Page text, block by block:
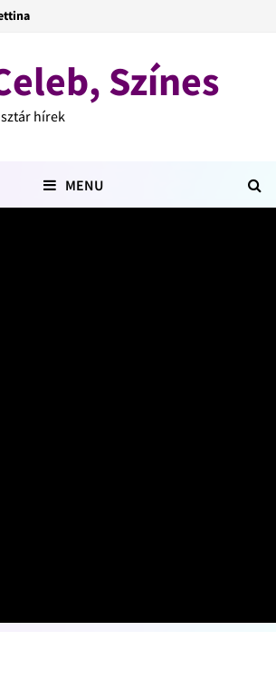
Színes
hírek
MENU